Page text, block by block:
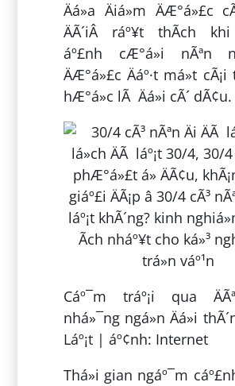
Äá»a Äiá»m ÄÆ°á»£c
ÄÃ´iÂ ráº¥t thÃ­ch
áº£nh cÆ°á»i nÃªn
ÄÆ°á»£c Äáº·t má»t
hÆ°á»c lÃ Äá»i cÃ´ dÃ¢u.
Cáº¯m tráº¡i qua
nhá»¯ng ngá»n Äá»i
Láº¡t | áº¢nh: Internet
Thá»i gian ngáº¯m cáº£nh